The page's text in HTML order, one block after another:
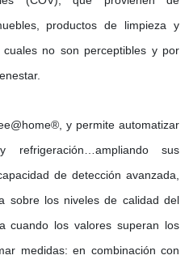
productos de limpieza y
no son perceptibles y por
y permite automatizar
refrigeración…ampliando sus
de detección avanzada,
sobre los niveles de calidad del
cuando los valores superan los
medidas: en combinación con